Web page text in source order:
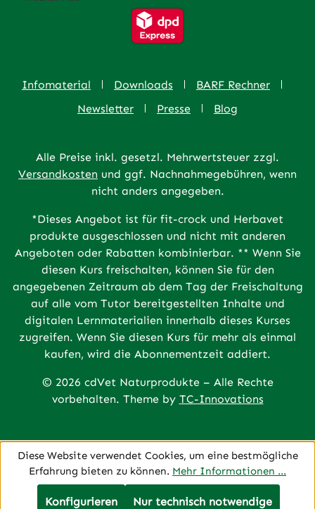
Infomaterial Downloads
BARF Rechner
Newsletter
Presse Blog
Alle Preise inkl. gesetzl. Mehrwertsteuer zzgl.
Versandkosten und ggf. Nachnahmegebühren, wenn
nicht anders angegeben.
*Dieses Angebot ist für fit-crock und Herbavet
produkte ausgeschlossen und nicht mit anderen
Angeboten oder Rabatten kombinierbar. ** Wenn Sie
diesen Kurs freischalten, können Sie für den
angegebenen Zeitraum ab dem Tag der Freischaltung
auf alle vom Tutor bereitgestellten Inhalte und
digitalen Lernmaterialien innerhalb dieses Kurses
zugreifen. Wenn Sie diesen Kurs für mehr als einmal
kaufen, wird die Abonnementzeit addiert.
© 2026 cdVet Naturprodukte – Alle Rechte
vorbehalten. Theme by TC-Innovations
Diese Website verwendet Cookies, um eine bestmögliche
Erfahrung bieten zu können. Mehr Informationen ...
Nur technisch notwendige
Konfigurieren